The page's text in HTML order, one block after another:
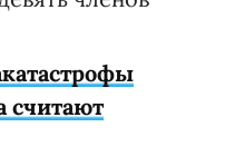
считают